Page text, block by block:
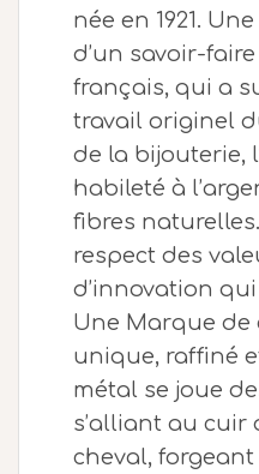
née en 1921.
d’un savoir-
français, qui a
travail originel
de la bijouterie,
habileté à
fibres
respect des
d’innovation
Une Marque de
unique, raffiné
métal se joue
s’alliant au cuir
cheval,